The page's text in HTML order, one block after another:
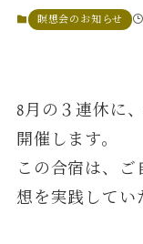
瞑想会のお知らせ
8月の３連休に
開催します。
この合宿は、
想を実践してい